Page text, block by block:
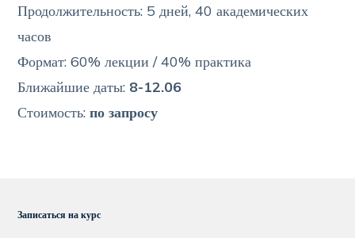
Продолжительность: 5 дней, 40 академических
часов
Формат: 60% лекции / 40% практика
Ближайшие даты: 8-12.06
Стоимость:по запросу
Записаться на курс